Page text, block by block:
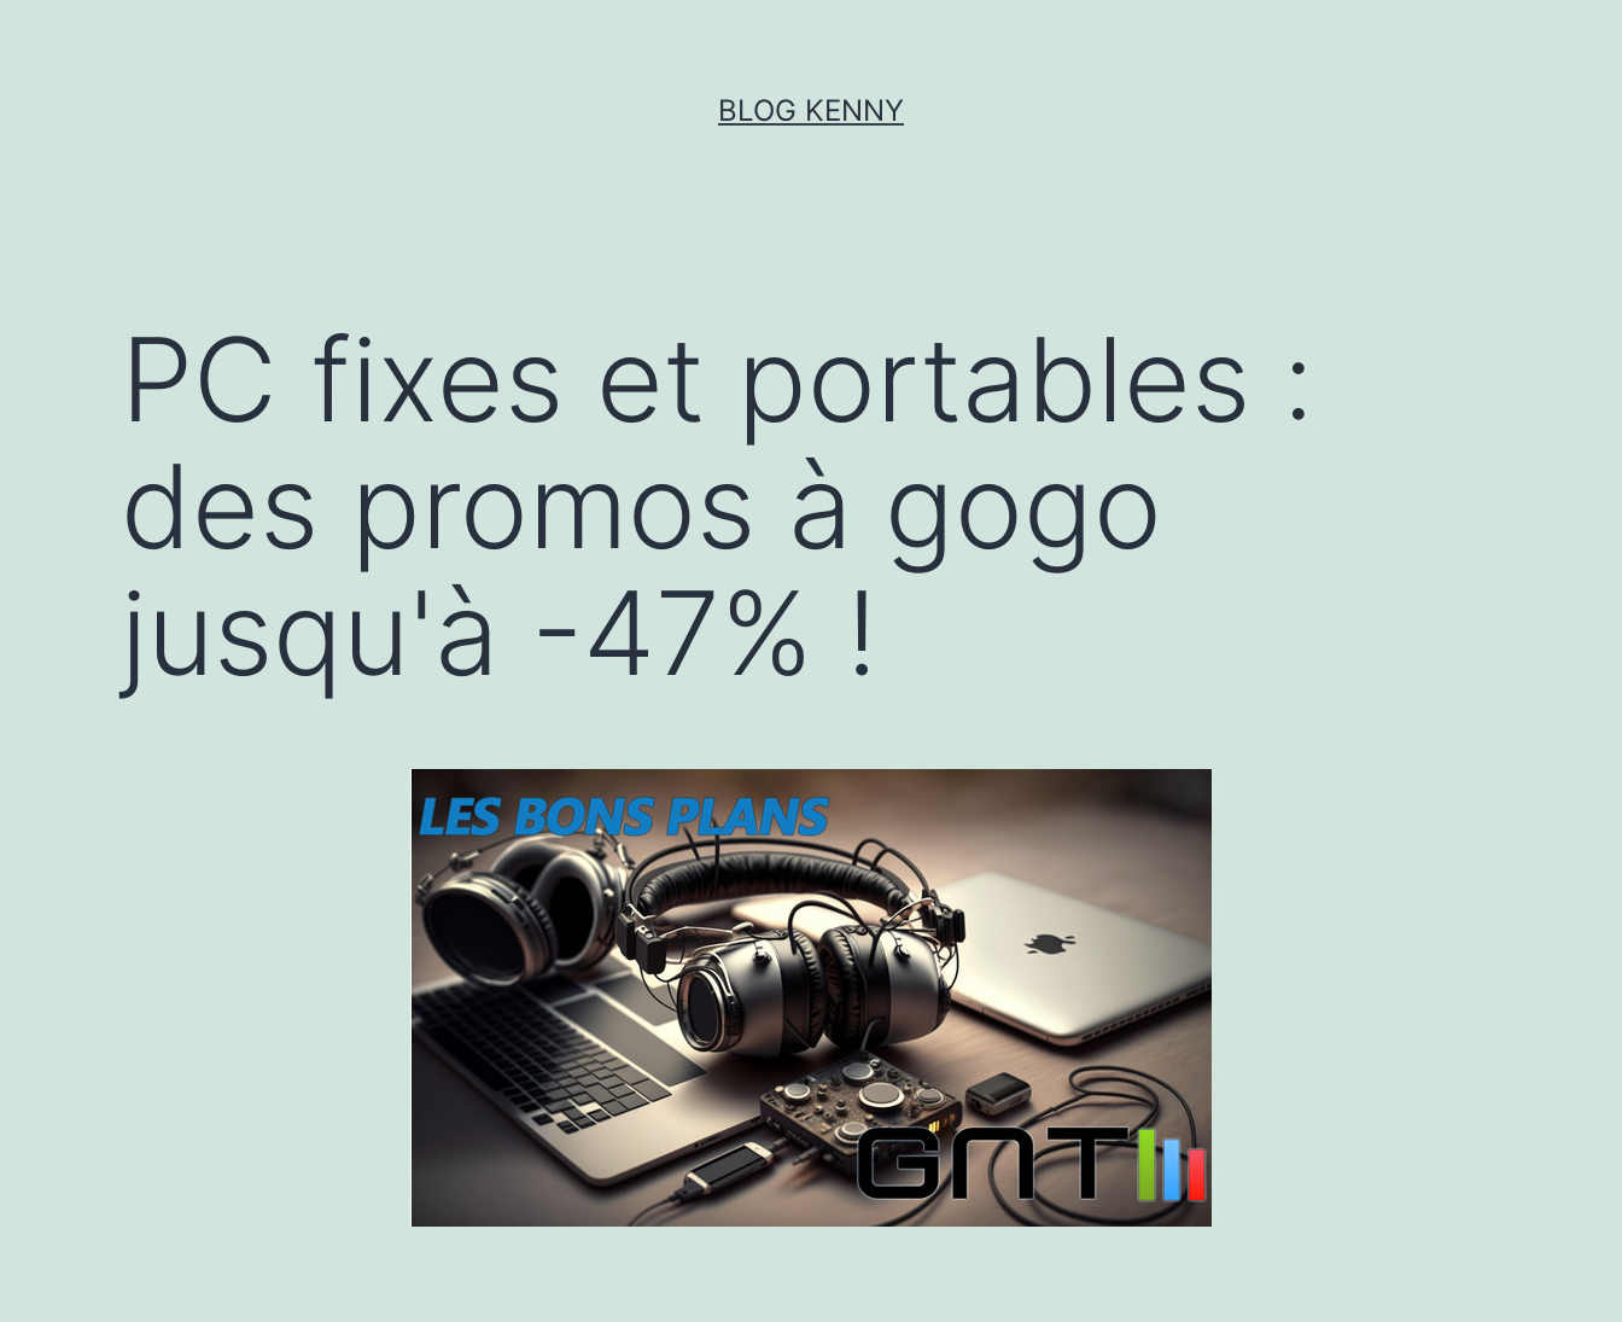
BLOG KENNY
PC fixes et portables :
des promos à gogo
jusqu'à -47% !